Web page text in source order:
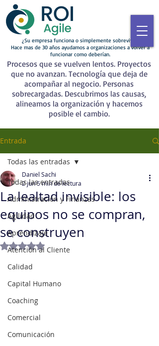
¿Su empresa funciona o simplemente sobrevive?
Hace mas de 30 años ayudamos a organizaciones a volver a
funcionar como deberían.
Procesos que se vuelven lentos. Proyectos
que no avanzan. Tecnología que deja de
acompañar al negocio. Personas
sobrecargadas. Descubrimos las causas,
alineamos la organización y hacemos
posible el cambio.
Entrada
Todas las entradas
Administración y Finanzas
Agilidad
Aprendizaje
Atención al Cliente
Calidad
Capital Humano
Coaching
Comercial
Comunicación
Todas las entradas
La lealtad invisible: los
equipos no se compran,
se construyen
Daniel Sachi
2 jun5 min de lectura
Obtuvo NaN de 5 estrellas.